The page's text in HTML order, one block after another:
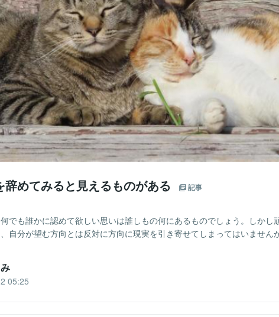
辞めてみると見えるものがある 記事
でも誰かに認めて欲しい思いは誰しもの何にあるものでしょう。しかし
自分が望む方向とは反対に方向に現実を引き寄せてしまってはいません
05:25